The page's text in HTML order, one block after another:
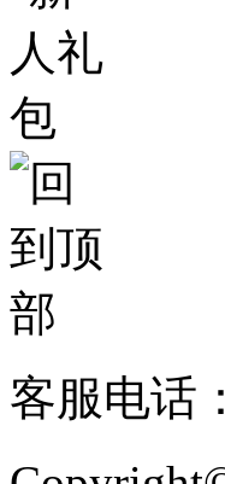
客服电话